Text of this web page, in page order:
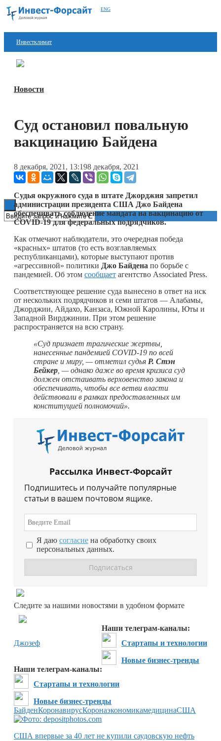
ENG
Инвестклимат
Финансы
Стартапы
Технологии
Книги
Новости
Суд остановил повальную
вакцинацию Байдена
8 декабря, 2021, 13:198 декабря, 2021
Судья окружного суда в штате Джорджия запретил
администрации президента США Джо Байдена
обеспечивать соблюдение мандата на вакцинацию от
COVID-19 для федеральных подрядчиков.
Как отмечают наблюдатели, это очередная победа
«красных» штатов (то есть возглавляемых
республиканцами), которые выступают против
«агрессивной» политики Джо Байдена по борьбе с
пандемией. Об этом сообщает агентство Associated Press.
Соответствующее решение суда вынесено в ответ на иск
от нескольких подрядчиков и семи штатов — Алабамы,
Джорджии, Айдахо, Канзаса, Южной Каролины, Юты и
Западной Вирджинии. При этом решение
распространяется на всю страну.
«Суд признает трагические жертвы,
нанесенные пандемией COVID-19 по всей
стране и миру, — отметил судья Р. Стэн
Бейкер , — однако даже во время кризиса суд
должен отстаивать верховенство закона и
обеспечивать, чтобы все ветви власти
действовали в рамках предоставленных им
конституцией полномочий».
Рассылка Инвест-Форсайт
Подпишитесь и получайте популярные
статьи в вашем почтовом ящике.
Я даю согласие на обработку своих
персональных данных.
Следите за нашими новостями в удобном формате
Наши телеграм-каналы:
Стартапы и технологии
Новые бизнес-тренды
Наши телеграм-каналы:
Стартапы и технологии
Новые бизнес-тренды
Джозеф
БайденКоронавирусКоронаэкономикамедицинаСША
США впервые за 40 лет не купили саудовскую нефть